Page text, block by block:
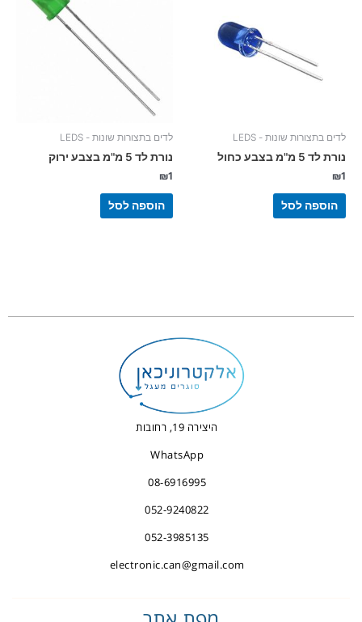
לדים בתצורות שונות - LEDS
נורת לד 5 מ"מ בצבע כחול
₪1
הוספה לסל
לדים בתצורות שונות - LEDS
נורת לד 5 מ"מ בצבע ירוק
₪1
הוספה לסל
היצירה 19, רחובות
WhatsApp
08-6916995
052-9240822
052-3985135
electronic.can@gmail.com